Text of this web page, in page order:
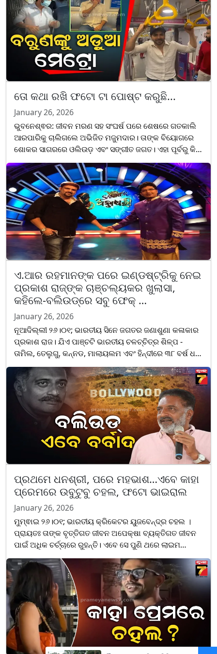
ତୋ କଥା ରଖି ଫଟୋ ଟା ପୋଷ୍ଟ କରୁଛି...
January 26, 2026
ଭୁବନେଶ୍ଵର: ଜୀବନ ମରଣ ସହ ସଂଘର୍ଷ ପରେ ଶେଷରେ ଗତକାଲି
ଆରପାରିକୁ ଚାଲିଗଲେ ଅଭିଜିତ ମଜୁମଦାର। ତାଙ୍କ ବିୟୋଗରେ
ଶୋକର ସାଗରରେ ଓଲିଉଡ଼ ଏବଂ ସଙ୍ଗୀତ ଜଗତ। ଏହା ପୂର୍ବରୁ କିଛି
ଦିନ ତଳେ ସଭିଙ୍କ ଆଖିରେ ଲୁହ ଦେଇ ଅଫେରା ରାଇଜକୁ ଚାଲି
ଯାଇଥିଲ......
ଏ.ଆର ରହମାନଙ୍କ ପରେ ଇଣ୍ଡଷ୍ଟ୍ରିକୁ ନେଇ
ପ୍ରକାଶ ରାଜ୍‌ଙ୍କ ଚାଞ୍ଚଲ୍ୟକର ଖୁଲାସା,
କହିଲେ-ବଲିଉଡ୍‌ରେ ସବୁ ଫେକ୍ …
January 26, 2026
ନୂଆଦିଲ୍ଲୀ ୨୬।୦୧; ଭାରତୀୟ ସିନେ ଜଗତର ଜଣାଶୁଣା କଳାକାର
ପ୍ରକାଶ ରାଜ। ଯିଏ ପାଞ୍ଚଟି ଭାରତୀୟ ଚଳଚ୍ଚିତ୍ର ଶିଳ୍ପ -
ତାମିଲ, ତେଲୁଗୁ, କନ୍ନଡ, ମାଲାୟଲମ ଏବଂ ହିନ୍ଦୀରେ ୩୮ ବର୍ଷ ଧରି
ଲଗାତାର କାମ କରିଛନ୍ତି। ସେ ତିନୋଟିରେ ଯଥେଷ୍ଟ ସଫଳତା
ପ......
ପ୍ରଥମେ ଧନଶ୍ରୀ, ପରେ ମହଭାଶ…ଏବେ କାହା
ପ୍ରେମରେ ଉବୁଟୁବୁ ଚହଲ, ଫଟୋ ଭାଇରାଲ
January 26, 2026
ମୁମ୍ଵାଇ ୨୬।୦୧; ଭାରତୀୟ କ୍ରିକେଟର ୟୁଜବେନ୍ଦ୍ର ଚହଲ ।
ପ୍ରାୟତଃ ତାଙ୍କ ବୃତ୍ତିଗତ ଜୀବନ ଅପେକ୍ଷା ବ୍ୟକ୍ତିଗତ ଜୀବନ
ପାଇଁ ଅଧିକ ଚର୍ଚ୍ଚାରେ ରୁହନ୍ତି। ଏବେ ସେ ପୁଣି ଥରେ ଲାଇମ
ଲାଇଟକୁ ଆସିଛନ୍ତି। ତାହା ପୁଣି ଆଉ ଏକ ମିଷ୍ଟ୍ରି ଗର୍ଲ ପାଇଁ......